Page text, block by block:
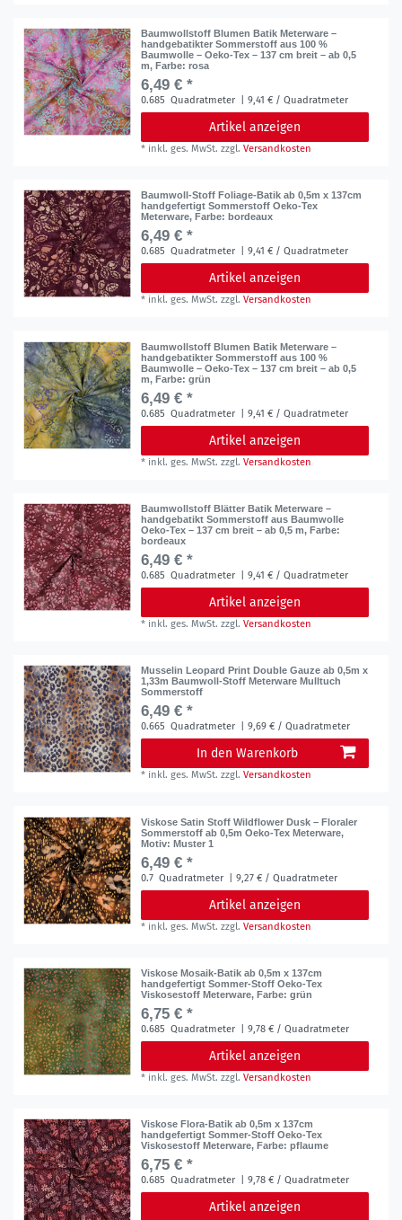
Baumwollstoff Blumen Batik Meterware –
handgebatikter Sommerstoff aus 100 %
Baumwolle – Oeko-Tex – 137 cm breit – ab 0,5
m, Farbe: rosa
6,49 € *
0.685 Quadratmeter | 9,41 € / Quadratmeter
Artikel anzeigen
* inkl. ges. MwSt. zzgl.Versandkosten
Baumwoll-Stoff Foliage-Batik ab 0,5m x 137cm
handgefertigt Sommerstoff Oeko-Tex
Meterware, Farbe: bordeaux
6,49 € *
0.685 Quadratmeter | 9,41 € / Quadratmeter
Artikel anzeigen
* inkl. ges. MwSt. zzgl.Versandkosten
Baumwollstoff Blumen Batik Meterware –
handgebatikter Sommerstoff aus 100 %
Baumwolle – Oeko-Tex – 137 cm breit – ab 0,5
m, Farbe: grün
6,49 € *
0.685 Quadratmeter | 9,41 € / Quadratmeter
Artikel anzeigen
* inkl. ges. MwSt. zzgl.Versandkosten
Baumwollstoff Blätter Batik Meterware –
handgebatikt Sommerstoff aus Baumwolle
Oeko-Tex – 137 cm breit – ab 0,5 m, Farbe:
bordeaux
6,49 € *
0.685 Quadratmeter | 9,41 € / Quadratmeter
Artikel anzeigen
* inkl. ges. MwSt. zzgl.Versandkosten
Musselin Leopard Print Double Gauze ab 0,5m x
1,33m Baumwoll-Stoff Meterware Mulltuch
Sommerstoff
6,49 € *
0.665 Quadratmeter | 9,69 € / Quadratmeter
In den Warenkorb
* inkl. ges. MwSt. zzgl.Versandkosten
Viskose Satin Stoff Wildflower Dusk – Floraler
Sommerstoff ab 0,5m Oeko-Tex Meterware,
Motiv: Muster 1
6,49 € *
0.7 Quadratmeter | 9,27 € / Quadratmeter
Artikel anzeigen
* inkl. ges. MwSt. zzgl.Versandkosten
Viskose Mosaik-Batik ab 0,5m x 137cm
handgefertigt Sommer-Stoff Oeko-Tex
Viskosestoff Meterware, Farbe: grün
6,75 € *
0.685 Quadratmeter | 9,78 € / Quadratmeter
Artikel anzeigen
* inkl. ges. MwSt. zzgl.Versandkosten
Viskose Flora-Batik ab 0,5m x 137cm
handgefertigt Sommer-Stoff Oeko-Tex
Viskosestoff Meterware, Farbe: pflaume
6,75 € *
0.685 Quadratmeter | 9,78 € / Quadratmeter
Artikel anzeigen